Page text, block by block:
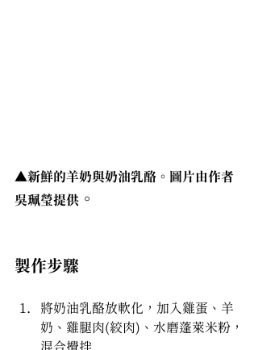
▲新鮮的羊奶與奶油乳酪。圖片由作者
吳珮瑩提供 。
製作步驟
將奶油乳酪放軟化，加入雞蛋、羊
奶、雞腿肉(絞肉)、水磨蓬萊米粉，
混合攪拌